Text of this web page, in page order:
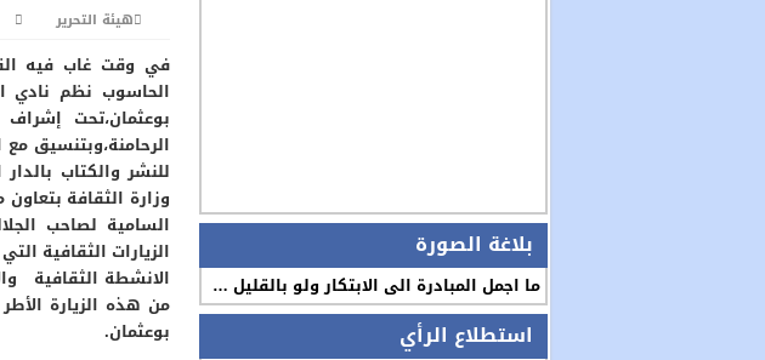
بلاغة الصورة
ما اجمل المبادرة الى الابتكار ولو بالقليل …
استطلاع الرأي
هيئة التحرير
في وقت غاب فيه
الحاسوب نظم نادي
بوعثمان،تحت إشراف
الرحامنة،وبتنسيق
للنشر والكتاب
وزارة الثقافة
السامية لصاحب
الزيارات الثقافية
الانشطة الثقافية
من هذه الزيارة
بوعثمان.